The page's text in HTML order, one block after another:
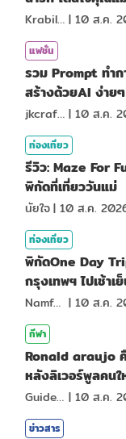
KrabiInsight | 10 ส.ค.
แฟชั่น
รวม Prompt ทำ
สร้างด้วยAI ง่ายๆ
jkcraf98 | 10 ส.ค.
ท่องเที่ยว
รีวิว: Maze For
พิกัดที่เที่ยววันแม่
นัยใจ| 10 ส.ค.
ท่องเที่ยว
พิกัดOne Day
กรุงเทพฯ ไปเช้าเ
NamfahPhupha | 10 ส.ค.
กีฬา
Ronald araujo คื
หลังลิเวอร์พูลคนใ
GuideKop | 10 ส.ค.
ข่าวสาร